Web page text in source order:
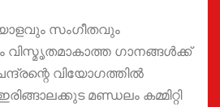
സംഗീതവും
വിസ്മൃതമാകാത്ത ഗാനങ്ങൾക്ക്
വിയോഗത്തിൽ
മണ്ഡലം കമ്മിറ്റി